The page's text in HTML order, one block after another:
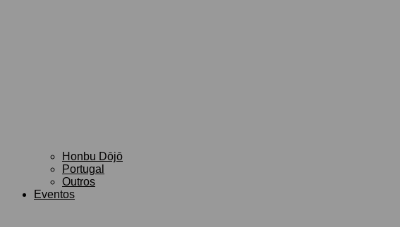
Honbu Dōjō
Portugal
Outros
Eventos